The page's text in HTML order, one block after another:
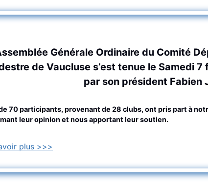
Générale Ordinaire du Comité
de Vaucluse s’est tenue le Samedi
par son président Fabien
70 participants, provenant de 28 clubs, ont pris part à
leur opinion et nous apportant leur soutien.
plus >>>